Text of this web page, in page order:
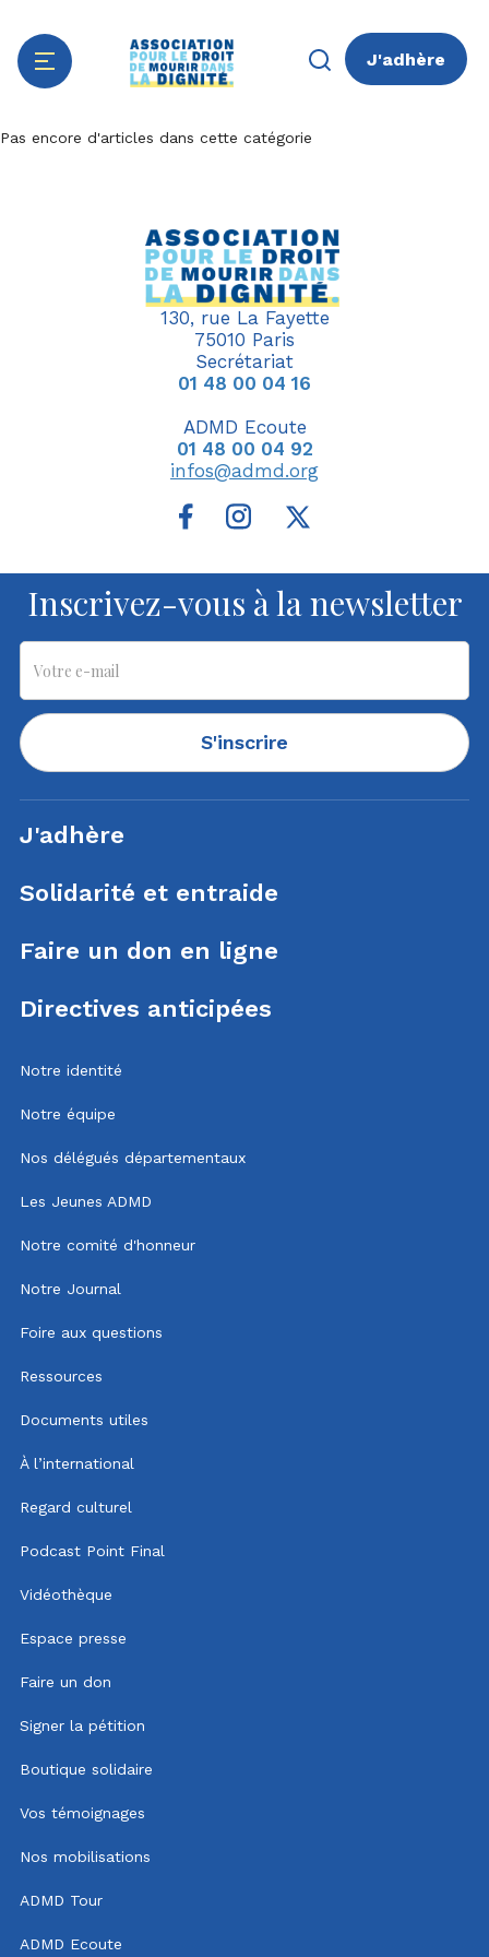
Aller
J'adhère
Pas encore d'articles dans cette catégorie
130, rue La Fayette
75010 Paris
Secrétariat
01 48 00 04 16
ADMD Ecoute
01 48 00 04 92
infos@admd.org
Inscrivez-vous à la newsletter
S'inscrire
J'adhère
Solidarité et entraide
Faire un don en ligne
Directives anticipées
Notre identité
Notre équipe
Nos délégués départementaux
Les Jeunes ADMD
Notre comité d'honneur
Notre Journal
Foire aux questions
Ressources
Documents utiles
À l’international
Regard culturel
Podcast Point Final
Vidéothèque
Espace presse
Faire un don
Signer la pétition
Boutique solidaire
Vos témoignages
Nos mobilisations
ADMD Tour
ADMD Ecoute
Panneau de gestion des cookies